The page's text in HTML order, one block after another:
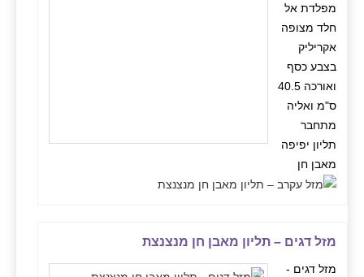
מפלדת אל
חלד מצופה
אקריליק
בצבע כסף
ואורכה 40.5
ס"מ ואליה
מתחבר
תליון יפיפה
מאבן חן
מזל דגים – תליון מאבן חן מנצנצת
מזל דגים -